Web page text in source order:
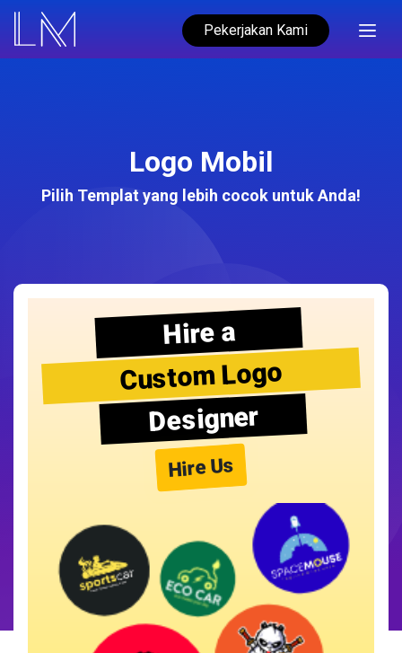
Pekerjakan Kami
Logo Mobil
Pilih Templat yang lebih cocok untuk Anda!
Hire a
Custom Logo
Designer
Hire Us